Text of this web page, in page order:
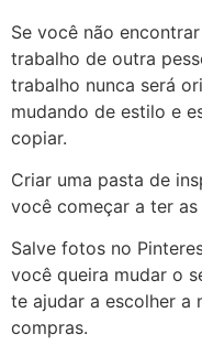
Se você não
trabalho de outra
trabalho nunca será
mudando de estilo e
copiar.
Criar uma pasta de
você começar a ter
Salve fotos no
você queira mudar o
te ajudar a escolher a
compras.